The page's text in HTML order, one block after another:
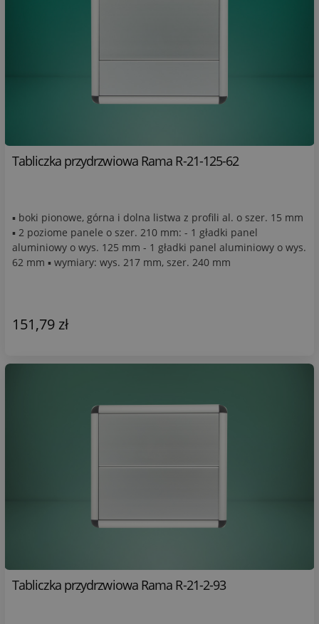
Tabliczka przydrzwiowa Rama R-21-125-62
▪ boki pionowe, górna i dolna listwa z profili al. o szer. 15 mm
▪ 2 poziome panele o szer. 210 mm: - 1 gładki panel
aluminiowy o wys. 125 mm - 1 gładki panel aluminiowy o wys.
62 mm ▪ wymiary: wys. 217 mm, szer. 240 mm
151,79 zł
Tabliczka przydrzwiowa Rama R-21-2-93